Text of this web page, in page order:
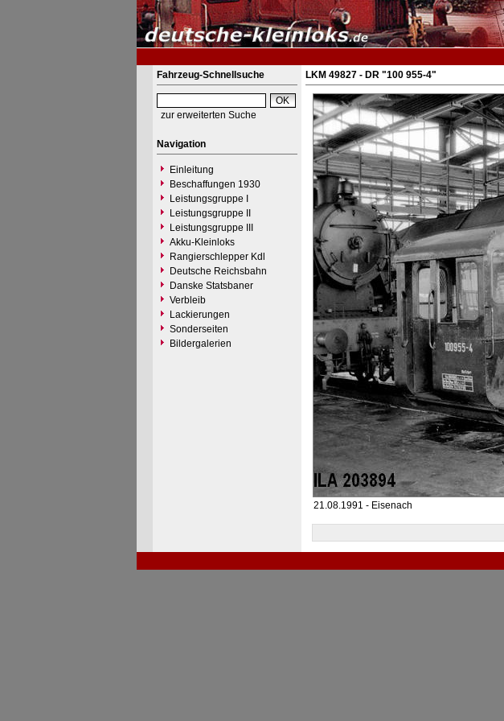
Fahrzeug-Schnellsuche
zur erweiterten Suche
Navigation
Einleitung
Beschaffungen 1930
Leistungsgruppe I
Leistungsgruppe II
Leistungsgruppe III
Akku-Kleinloks
Rangierschlepper Kdl
Deutsche Reichsbahn
Danske Statsbaner
Verbleib
Lackierungen
Sonderseiten
Bildergalerien
LKM 49827 - DR "100 955-4"
21.08.1991 - Eisenach